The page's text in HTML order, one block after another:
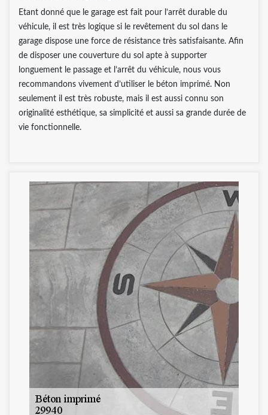
Etant donné que le garage est fait pour l’arrêt durable du
véhicule, il est très logique si le revêtement du sol dans le
garage dispose une force de résistance très satisfaisante. Afin
de disposer une couverture du sol apte à supporter
longuement le passage et l’arrêt du véhicule, nous vous
recommandons vivement d’utiliser le béton imprimé. Non
seulement il est très robuste, mais il est aussi connu son
originalité esthétique, sa simplicité et aussi sa grande durée de
vie fonctionnelle.